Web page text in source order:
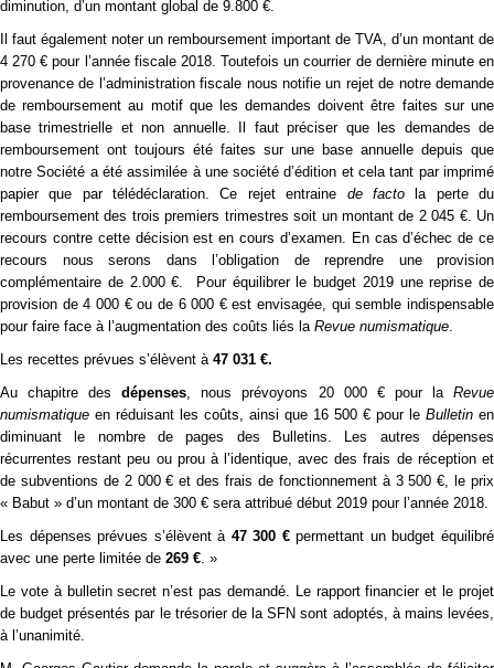
diminution, d’un montant global de 9.800 €.
Il faut également noter un remboursement important de TVA, d’un montant de
4 270 € pour l’année fiscale 2018. Toutefois un courrier de dernière minute en
provenance de l’administration fiscale nous notifie un rejet de notre demande
de remboursement au motif que les demandes doivent être faites sur une
base trimestrielle et non annuelle. Il faut préciser que les demandes de
remboursement ont toujours été faites sur une base annuelle depuis que
notre Société a été assimilée à une société d’édition et cela tant par imprimé
papier que par télédéclaration. Ce rejet entraine de factola perte du
remboursement des trois premiers trimestres soit un montant de 2 045 €. Un
recours contre cette décision est en cours d’examen. En cas d’échec de ce
recours nous serons dans l’obligation de reprendre une provision
complémentaire de 2.000 €. Pour équilibrer le budget 2019 une reprise de
provision de 4 000 € ou de 6 000 € est envisagée, qui semble indispensable
pour faire face à l’augmentation des coûts liés la Revue numismatique
Les recettes prévues s’élèvent à 47 031 €.
Au chapitre desdépenses , nous prévoyons 20 000 € pour laRevue
numismatique en réduisant les coûts, ainsi que 16 500 € pour le Bulletin en
diminuant le nombre de pages des Bulletins. Les autres dépenses
récurrentes restant peu ou prou à l’identique, avec des frais de réception et
de subventions de 2 000 € et des frais de fonctionnement à 3 500 €, le prix
« Babut » d’un montant de 300 € sera attribué début 2019 pour l’année 2018.
Les dépenses prévues s’élèvent à 47 300 €permettant un budget équilibré
avec une perte limitée de 269 € . »
Le vote à bulletin secret n’est pas demandé. Le rapport financier et le projet
de budget présentés par le trésorier de la SFN sont adoptés, à mains levées,
à l’unanimité.